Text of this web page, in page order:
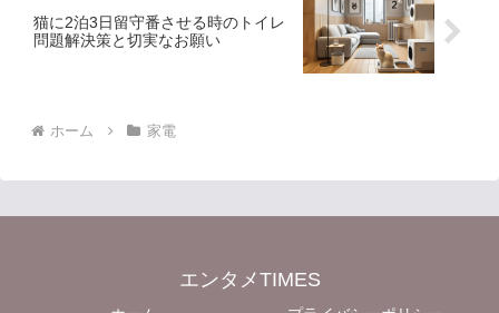
猫に2泊3日留守番させる時のトイレ
問題解決策と切実なお願い
ホーム 家電
エンタメTIMES